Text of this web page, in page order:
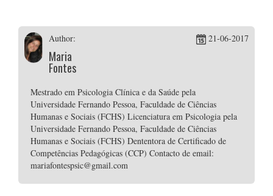
Author:
Maria
Fontes
21-06-2017
Mestrado em Psicologia Clínica e da Saúde pela
Universidade Fernando Pessoa, Faculdade de Ciências
Humanas e Sociais (FCHS) Licenciatura em Psicologia pela
Universidade Fernando Pessoa, Faculdade de Ciências
Humanas e Sociais (FCHS) Dententora de Certificado de
Competências Pedagógicas (CCP) Contacto de email:
mariafontespsic@gmail.com